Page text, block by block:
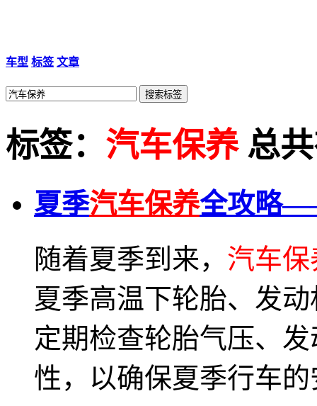
车型 标签 文章
标签： 汽车保养总共
夏季汽车保养全攻略
随着夏季到来， 汽车保
夏季高温下轮胎、发
定期检查轮胎气压、
性，以确保夏季行车